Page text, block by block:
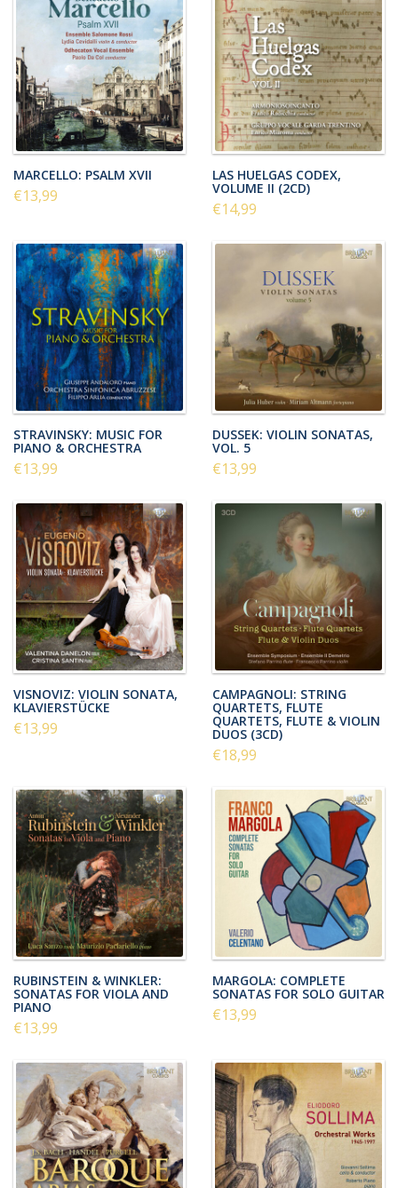
MARCELLO: PSALM XVII
€13,99
LAS HUELGAS CODEX,
VOLUME II (2CD)
€14,99
STRAVINSKY: MUSIC FOR
PIANO & ORCHESTRA
€13,99
DUSSEK: VIOLIN SONATAS,
VOL. 5
€13,99
VISNOVIZ: VIOLIN SONATA,
KLAVIERSTÜCKE
€13,99
CAMPAGNOLI: STRING
QUARTETS, FLUTE
QUARTETS, FLUTE & VIOLIN
DUOS (3CD)
€18,99
RUBINSTEIN & WINKLER:
SONATAS FOR VIOLA AND
PIANO
€13,99
MARGOLA: COMPLETE
SONATAS FOR SOLO GUITAR
€13,99